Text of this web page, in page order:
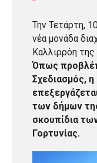
Την Τετάρτη,
νέα μονάδα
Καλλιρρόη
Όπως
Σχεδιασμός,
των δήμων
σκουπίδια
Γορτυνίας.